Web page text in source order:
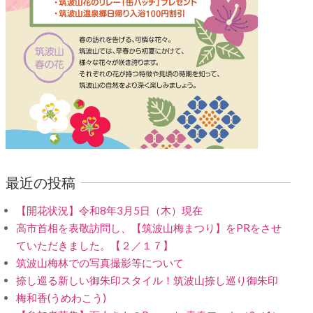
最近の投稿
【開花状況】令和8年3月5日（木）現在
高市首相を表敬訪問し、【筑波山梅まつり】をPRをさせ
ていただきました。【２／１７】
筑波山梅林での写真撮影等について
捺し巡る新しい御朱印スタイル！筑波山捺し巡り御朱印
梅和香(うめわこう)